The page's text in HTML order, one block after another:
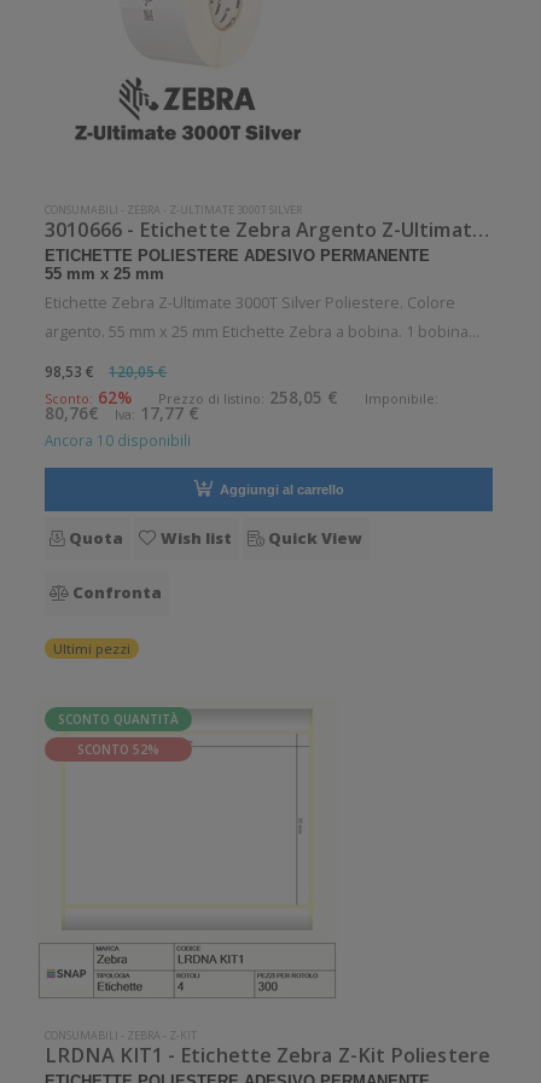
CONSUMABILI - ZEBRA - Z-ULTIMATE 3000T SILVER
3010666 - Etichette Zebra Argento Z-Ultimate 3000T Silver Poliestere
ETICHETTE POLIESTERE ADESIVO PERMANENTE
55 mm x 25 mm
Etichette Zebra Z-Ultimate 3000T Silver Poliestere. Colore
argento. 55 mm x 25 mm Etichette Zebra a bobina. 1 bobina
poliestere con adesivo permanente. Diametro interno: 76 mm.
Diametro estern
98,53 € 120,05 €
Sconto: 62% Prezzo di listino: 258,05 € Imponibile:
80,76€ Iva: 17,77 €
Ancora 10 disponibili
Aggiungi al carrello
Quota Wish list Quick View
Confronta
Ultimi pezzi
SCONTO QUANTITÀ
SCONTO 52%
CONSUMABILI - ZEBRA - Z-KIT
LRDNA KIT1 - Etichette Zebra Z-Kit Poliestere